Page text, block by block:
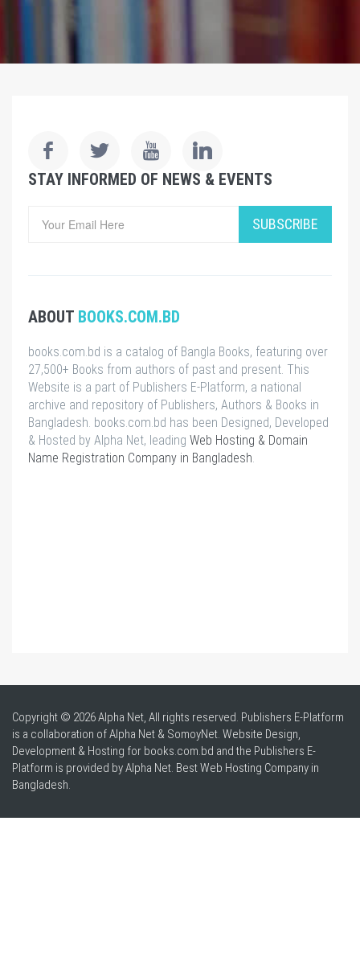
STAY INFORMED OF NEWS & EVENTS
SUBSCRIBE
ABOUT BOOKS.COM.BD
books.com.bd is a catalog of Bangla Books, featuring over
27,500+ Books from authors of past and present. This
Website is a part of Publishers E-Platform, a national
archive and repository of Publishers, Authors & Books in
Bangladesh. books.com.bd has been Designed, Developed
& Hosted by Alpha Net, leading Web Hosting & Domain
Name Registration Company in Bangladesh.
Copyright © 2026 Alpha Net, All rights reserved. Publishers E-Platform
is a collaboration of Alpha Net & SomoyNet. Website Design,
Development & Hosting for books.com.bd and the Publishers E-
Platform is provided by Alpha Net. BestWeb Hosting Company in
Bangladesh.